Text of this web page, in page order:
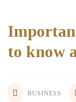
to know
BUSINESS